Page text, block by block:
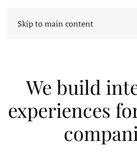
Skip to main content
We build
experiences